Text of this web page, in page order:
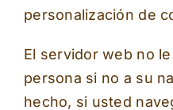
personalización de
El servidor web no
persona si no a su
hecho, si usted